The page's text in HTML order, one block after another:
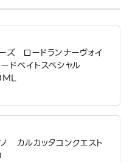
ズ ロードランナーヴォイ
ドベイトスペシャル
カルカッタコンクエスト